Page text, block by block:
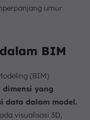
umur
BIM
(BIM)
yang
data dalam model.
visualisasi 3D,